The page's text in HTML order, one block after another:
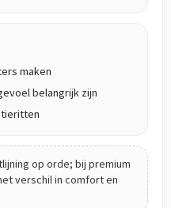
maken
belangrijk zijn
op orde; bij premium
verschil in comfort en